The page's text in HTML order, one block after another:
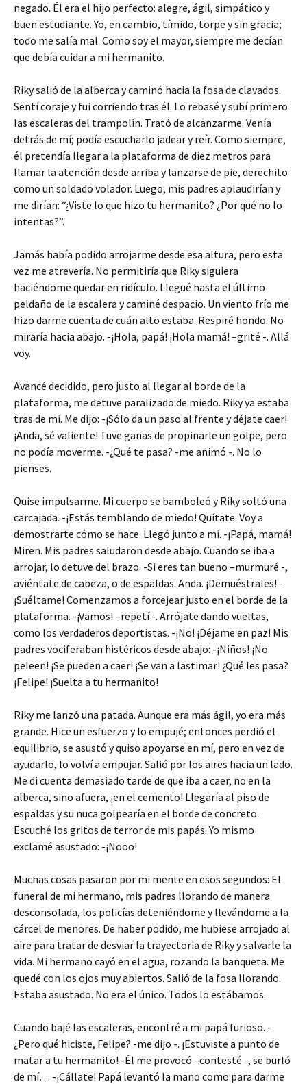
negado. Él era el hijo perfecto: alegre, ágil, simpático y
buen estudiante. Yo, en cambio, tímido, torpe y sin gracia;
todo me salía mal. Como soy el mayor, siempre me decían
que debía cuidar a mi hermanito.
Riky salió de la alberca y caminó hacia la fosa de clavados.
Sentí coraje y fui corriendo tras él. Lo rebasé y subí primero
las escaleras del trampolín. Trató de alcanzarme. Venía
detrás de mí; podía escucharlo jadear y reír. Como siempre,
él pretendía llegar a la plataforma de diez metros para
llamar la atención desde arriba y lanzarse de pie, derechito
como un soldado volador. Luego, mis padres aplaudirían y
me dirían: “¿Viste lo que hizo tu hermanito? ¿Por qué no lo
intentas?”.
Jamás había podido arrojarme desde esa altura, pero esta
vez me atrevería. No permitiría que Riky siguiera
haciéndome quedar en ridículo. Llegué hasta el último
peldaño de la escalera y caminé despacio. Un viento frío me
hizo darme cuenta de cuán alto estaba. Respiré hondo. No
miraría hacia abajo. -¡Hola, papá! ¡Hola mamá! –grité -. Allá
voy.
Avancé decidido, pero justo al llegar al borde de la
plataforma, me detuve paralizado de miedo. Riky ya estaba
tras de mí. Me dijo: -¡Sólo da un paso al frente y déjate caer!
¡Anda, sé valiente! Tuve ganas de propinarle un golpe, pero
no podía moverme. -¿Qué te pasa? -me animó -. No lo
pienses.
Quise impulsarme. Mi cuerpo se bamboleó y Riky soltó una
carcajada. -¡Estás temblando de miedo! Quítate. Voy a
demostrarte cómo se hace. Llegó junto a mí. -¡Papá, mamá!
Miren. Mis padres saludaron desde abajo. Cuando se iba a
arrojar, lo detuve del brazo. -Si eres tan bueno –murmuré -,
aviéntate de cabeza, o de espaldas. Anda. ¡Demuéstrales! -
¡Suéltame! Comenzamos a forcejear justo en el borde de la
plataforma. -¡Vamos! –repetí -. Arrójate dando vueltas,
como los verdaderos deportistas. -¡No! ¡Déjame en paz! Mis
padres vociferaban histéricos desde abajo: -¡Niños! ¡No
peleen! ¡Se pueden a caer! ¡Se van a lastimar! ¿Qué les pasa?
¡Felipe! ¡Suelta a tu hermanito!
Riky me lanzó una patada. Aunque era más ágil, yo era más
grande. Hice un esfuerzo y lo empujé; entonces perdió el
equilibrio, se asustó y quiso apoyarse en mí, pero en vez de
ayudarlo, lo volví a empujar. Salió por los aires hacia un lado.
Me di cuenta demasiado tarde de que iba a caer, no en la
alberca, sino afuera, ¡en el cemento! Llegaría al piso de
espaldas y su nuca golpearía en el borde de concreto.
Escuché los gritos de terror de mis papás. Yo mismo
exclamé asustado: -¡Nooo!
Muchas cosas pasaron por mi mente en esos segundos: El
funeral de mi hermano, mis padres llorando de manera
desconsolada, los policías deteniéndome y llevándome a la
cárcel de menores. De haber podido, me hubiese arrojado al
aire para tratar de desviar la trayectoria de Riky y salvarle la
vida. Mi hermano cayó en el agua, rozando la banqueta. Me
quedé con los ojos muy abiertos. Salió de la fosa llorando.
Estaba asustado. No era el único. Todos lo estábamos.
Cuando bajé las escaleras, encontré a mi papá furioso. -
¿Pero qué hiciste, Felipe? -me dijo -. ¡Estuviste a punto de
matar a tu hermanito! -Él me provocó –contesté -, se burló
de mí… -¡Cállate! Papá levantó la mano como para darme